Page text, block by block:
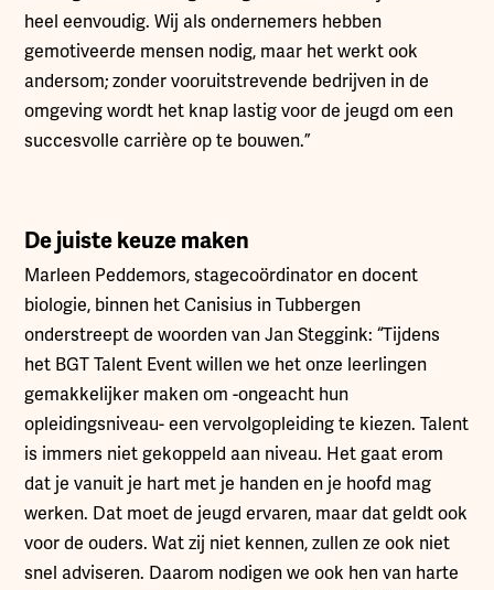
heel eenvoudig. Wij als ondernemers hebben
gemotiveerde mensen nodig, maar het werkt ook
andersom; zonder vooruitstrevende bedrijven in de
omgeving wordt het knap lastig voor de jeugd om een
succesvolle carrière op te bouwen.”
De juiste keuze maken
Marleen Peddemors, stagecoördinator en docent
biologie, binnen het Canisius in Tubbergen
onderstreept de woorden van Jan Steggink: “Tijdens
het BGT Talent Event willen we het onze leerlingen
gemakkelijker maken om -ongeacht hun
opleidingsniveau- een vervolgopleiding te kiezen. Talent
is immers niet gekoppeld aan niveau. Het gaat erom
dat je vanuit je hart met je handen en je hoofd mag
werken. Dat moet de jeugd ervaren, maar dat geldt ook
voor de ouders. Wat zij niet kennen, zullen ze ook niet
snel adviseren. Daarom nodigen we ook hen van harte